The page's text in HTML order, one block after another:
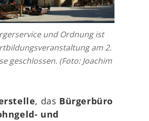
und Ordnung ist
am 2.
geschlossen. (Foto: Joachim
, das Bürgerbüro
und